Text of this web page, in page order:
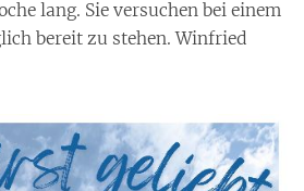
lang. Sie versuchen bei einem
bereit zu stehen. Winfried